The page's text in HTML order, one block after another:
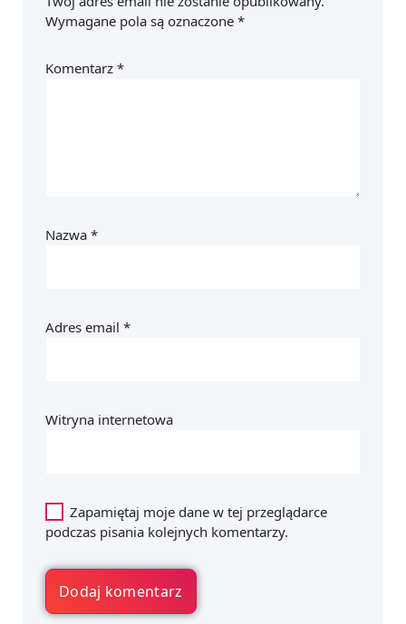
Wymagane pola są oznaczone *
Komentarz *
Nazwa *
Adres email *
Witryna internetowa
Zapamiętaj moje dane w tej przeglądarce
podczas pisania kolejnych komentarzy.